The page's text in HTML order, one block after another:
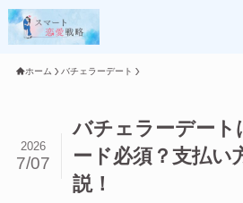
ホーム バチェラーデート
バチェラーデート
ード必須？支払い
説！
2026
7/07